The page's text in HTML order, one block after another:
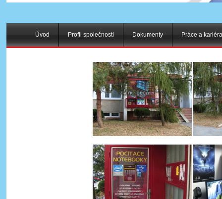
Úvod Profil společnosti Dokumenty Práce a kariéra